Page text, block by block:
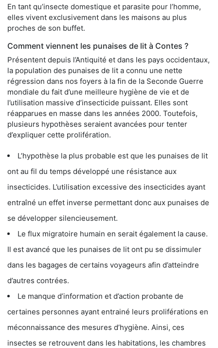
En tant qu’insecte domestique et parasite pour l’homme,
elles vivent exclusivement dans les maisons au plus
proches de son buffet.
Comment viennent les punaises de lit à Contes ?
Présentent depuis l’Antiquité et dans les pays occidentaux,
la population des punaises de lit a connu une nette
régression dans nos foyers à la fin de la Seconde Guerre
mondiale du fait d’une meilleure hygiène de vie et de
l’utilisation massive d’insecticide puissant. Elles sont
réapparues en masse dans les années 2000. Toutefois,
plusieurs hypothèses seraient avancées pour tenter
d’expliquer cette prolifération.
L’hypothèse la plus probable est que les punaises de lit
ont au fil du temps développé une résistance aux
insecticides. L’utilisation excessive des insecticides ayant
entraîné un effet inverse permettant donc aux punaises de
se développer silencieusement.
Le flux migratoire humain en serait également la cause.
Il est avancé que les punaises de lit ont pu se dissimuler
dans les bagages de certains voyageurs afin d’atteindre
d’autres contrées.
Le manque d’information et d’action probante de
certaines personnes ayant entrainé leurs proliférations en
méconnaissance des mesures d’hygiène. Ainsi, ces
insectes se retrouvent dans les habitations, les chambres